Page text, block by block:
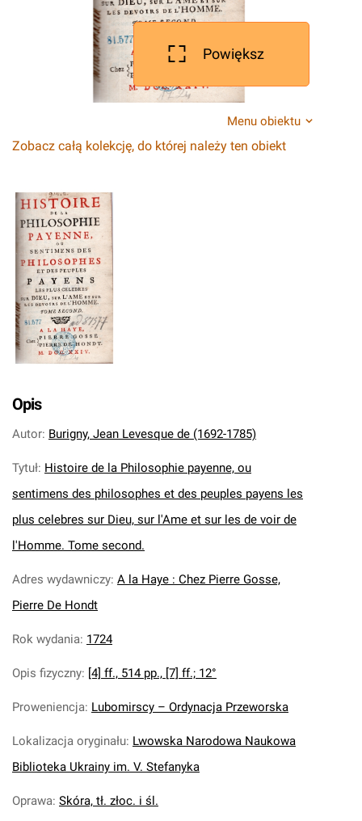
Powiększ
Menu obiektu
Zobacz całą kolekcję, do której należy ten obiekt
Opis
Autor: Burigny, Jean Levesque de (1692-1785)
Tytuł: Histoire de la Philosophie payenne, ou
sentimens des philosophes et des peuples payens les
plus celebres sur Dieu, sur l'Ame et sur les de voir de
l'Homme. Tome second.
Adres wydawniczy: A la Haye : Chez Pierre Gosse,
Pierre De Hondt
Rok wydania: 1724
Opis fizyczny: [4] ff., 514 pp., [7] ff.; 12°
Proweniencja: Lubomirscy – Ordynacja Przeworska
Lokalizacja oryginału: Lwowska Narodowa Naukowa
Biblioteka Ukrainy im. V. Stefanyka
Oprawa: Skóra, tł. złoc. i śl.